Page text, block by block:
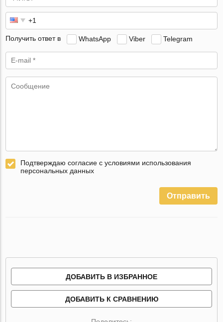
Получить ответ в WhatsApp Viber Telegram
Подтверждаю согласие с условиями использования
персональных данных
Отправить
ДОБАВИТЬ В ИЗБРАННОЕ
ДОБАВИТЬ К СРАВНЕНИЮ